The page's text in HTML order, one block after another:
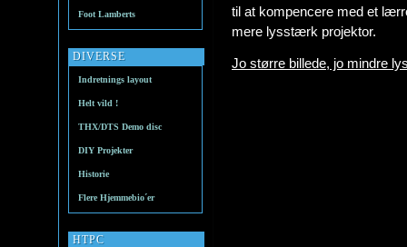
Foot Lamberts
DIVERSE
Indretnings layout
Helt vild !
THX/DTS Demo disc
DIY Projekter
Historie
Flere Hjemmebio´er
HTPC
til at kompencere med et
mere lysstærk projektor.
Jo større billede, jo mindre